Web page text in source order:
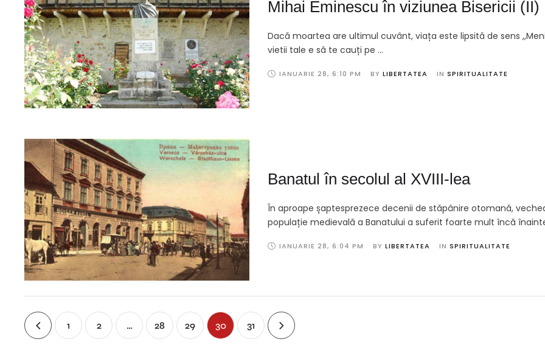
Mihai Eminescu în viziunea Bisericii (II)
Dacă moartea are ultimul cuvânt, viața este lipsită de sens
vietii tale e să te cauți pe …
IANUARIE 28, 6:10 PM BY LIBERTATEA IN SPIRITUALITATE
Banatul în secolul al XVIII-lea
În aproape șaptesprezece decenii de stăpânire otomană,
populație medievală a Banatului a suferit foarte mult încă
IANUARIE 28, 6:04 PM BY LIBERTATEA IN SPIRITUALITATE
1 2 … 28 29 30 31